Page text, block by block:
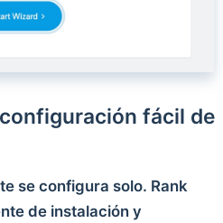
fácil de
se configura solo. Rank
de instalación y